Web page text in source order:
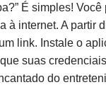
É simples! Você
à internet. A partir
link. Instale o
suas
do